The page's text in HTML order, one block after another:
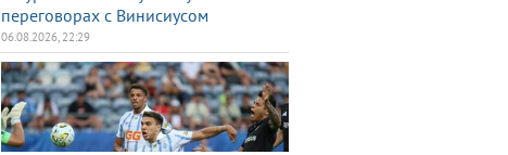
переговорах с Винисиусом
06.08.2026, 22:29